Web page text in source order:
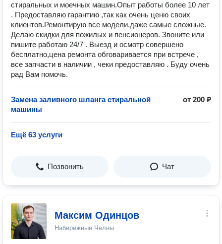
стиральных и моечных машин.Опыт работы более 10 лет
. Предоставляю гарантию ,так как очень ценю своих
клиентов.Ремонтирую все модели,даже самые сложные.
Делаю скидки для пожилых и пенсионеров. Звоните или
пишите работаю 24/7 . Выезд и осмотр совершено
бесплатно,цена ремонта обговаривается при встрече ,
все запчасти в наличии , чеки предоставляю . Буду очень
рад Вам помочь.
Замена заливного шланга стиральной
машины
от 200 ₽
Ещё 63 услуги
Позвонить Чат
Максим Одинцов
Набережные Челны